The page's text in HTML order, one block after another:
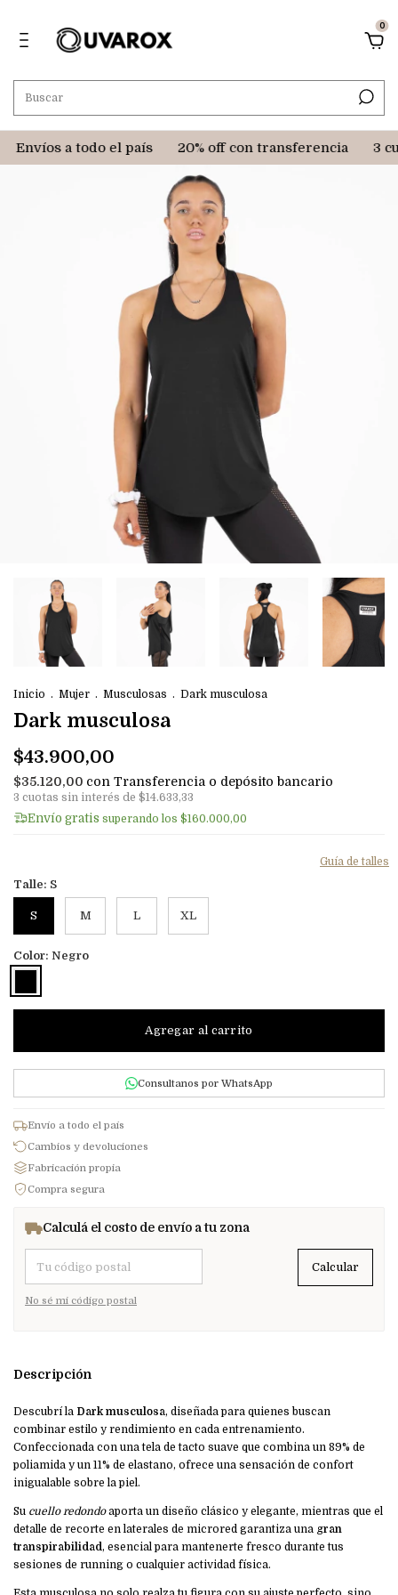
0
Envíos a todo el país 20% off con transferencia 3
Inicio . Mujer . Musculosas . Dark musculosa
Dark musculosa
$43.900,00
$35.120,00 con Transferencia o depósito bancario
3 cuotas sin interés de $14.633,33
Envío gratis superando los $160.000,00
Guía de talles
Talle: S
S M L XL
Color: Negro
Consultanos por WhatsApp
Envío a todo el país
Cambios y devoluciones
Fabricación propia
Compra segura
Calculá el costo de envío a tu zona
Entregas para el CP:
Calcular
No sé mi código postal
Descripción
Descubrí la Dark musculosa, diseñada para quienes buscan
combinar estilo y rendimiento en cada entrenamiento.
Confeccionada con una tela de tacto suave que combina un 89% de
poliamida y un 11% de elastano, ofrece una sensación de confort
inigualable sobre la piel.
Su cuello redondoaporta un diseño clásico y elegante, mientras que el
detalle de recorte en laterales de microred garantiza una gran
transpirabilidad, esencial para mantenerte fresco durante tus
sesiones de running o cualquier actividad física.